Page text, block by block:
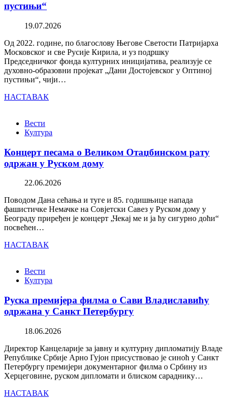
пустињи“
19.07.2026
Од 2022. године, по благослову Његове Светости Патријарха
Московског и све Русије Кирила, и уз подршку
Председничког фонда културних иницијатива, реализује се
духовно-образовни пројекат „Дани Достојевског у Оптиној
пустињи“, чији…
НАСТАВАК
Вести
Култура
Концерт песама о Великом Отаџбинском рату
одржан у Руском дому
22.06.2026
Поводом Дана сећања и туге и 85. годишњице напада
фашистичке Немачке на Совјетски Савез у Руском дому у
Београду приређен је концерт „Чекај ме и ја ћу сигурно доћи“
посвећен…
НАСТАВАК
Вести
Култура
Руска премијера филма о Сави Владиславићу
одржана у Санкт Петербургу
18.06.2026
Директор Канцеларије за јавну и културну дипломатију Владе
Републике Србије Арно Гујон присуствовао је синоћ у Санкт
Петербургу премијери документарног филма о Србину из
Херцеговине, руском дипломати и блиском сараднику…
НАСТАВАК